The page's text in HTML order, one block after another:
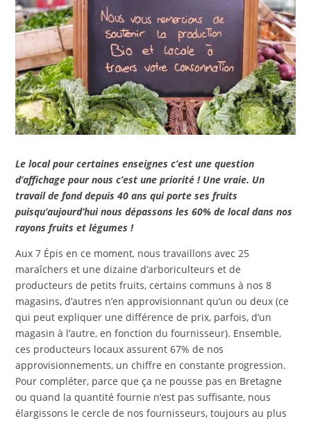
Le local pour certaines enseignes c’est une question
d’affichage pour nous c’est une priorité ! Une vraie. Un
travail de fond depuis 40 ans qui porte ses fruits
puisqu’aujourd’hui nous dépassons les 60% de local dans nos
rayons fruits et légumes !
Aux 7 Épis en ce moment, nous travaillons avec 25
maraîchers et une dizaine d’arboriculteurs et de
producteurs de petits fruits, certains communs à nos 8
magasins, d’autres n’en approvisionnant qu’un ou deux (ce
qui peut expliquer une différence de prix, parfois, d’un
magasin à l’autre, en fonction du fournisseur). Ensemble,
ces producteurs locaux assurent 67% de nos
approvisionnements, un chiffre en constante progression.
Pour compléter, parce que ça ne pousse pas en Bretagne
ou quand la quantité fournie n’est pas suffisante, nous
élargissons le cercle de nos fournisseurs, toujours au plus